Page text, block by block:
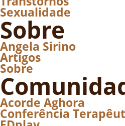
Sexualidade
Sobre
Angela Sirino
Artigos
Sobre
Acorde Aghora
Conferência